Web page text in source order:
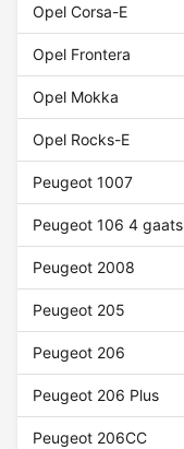
Opel Corsa-E
Opel Frontera
Opel Mokka
Opel Rocks-E
Peugeot 1007
Peugeot 106 4 gaats
Peugeot 2008
Peugeot 205
Peugeot 206
Peugeot 206 Plus
Peugeot 206CC